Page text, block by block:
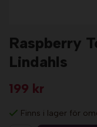
Raspberry
Lindahls
199 kr
Finns i lager för